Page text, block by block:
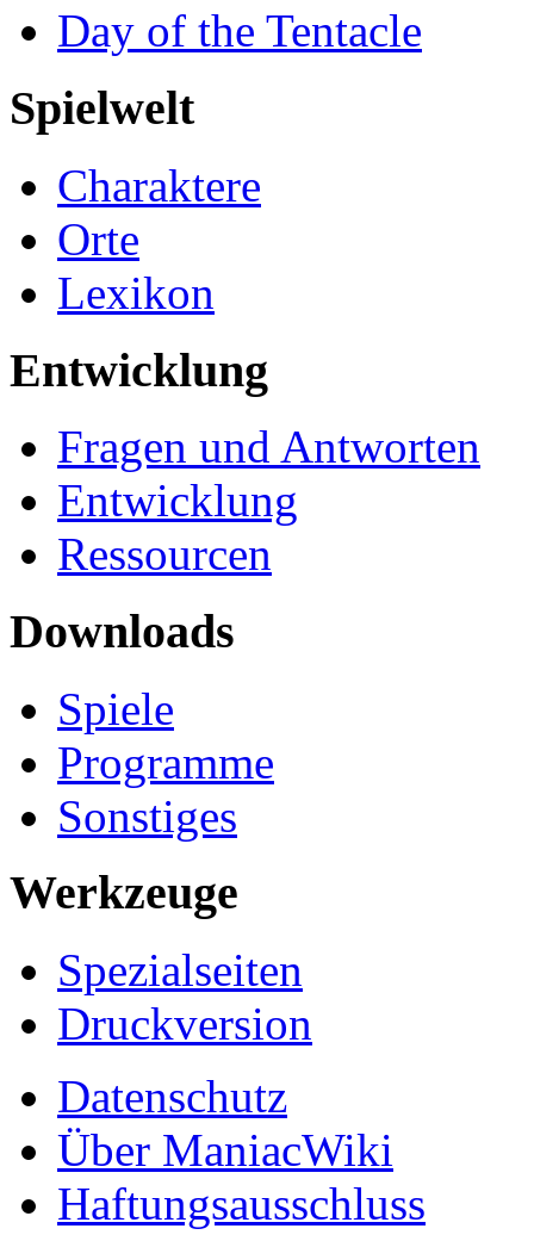
Day of the Tentacle
Spielwelt
Charaktere
Orte
Lexikon
Entwicklung
Fragen und Antworten
Entwicklung
Ressourcen
Downloads
Spiele
Programme
Sonstiges
Werkzeuge
Spezialseiten
Druckversion
Datenschutz
Über ManiacWiki
Haftungsausschluss